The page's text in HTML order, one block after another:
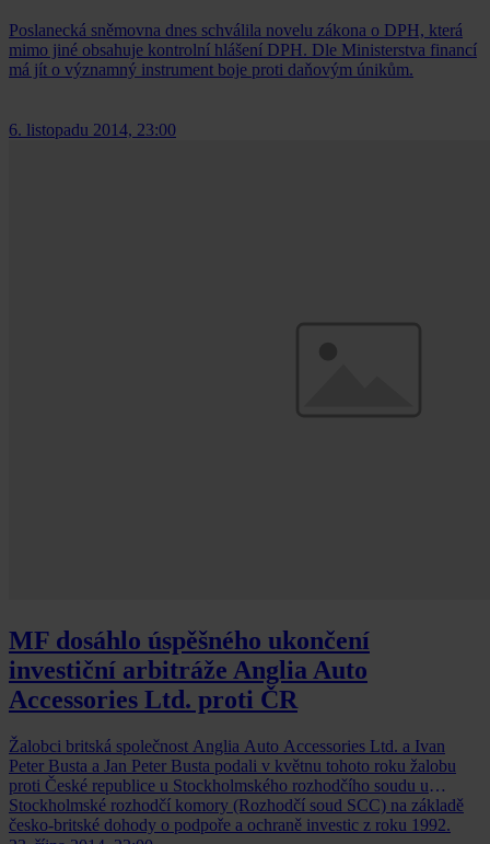
Poslanecká sněmovna dnes schválila novelu zákona o DPH, která
mimo jiné obsahuje kontrolní hlášení DPH. Dle Ministerstva financí
má jít o významný instrument boje proti daňovým únikům.
6. listopadu 2014, 23:00
MF dosáhlo úspěšného ukončení
investiční arbitráže Anglia Auto
Accessories Ltd. proti ČR
Žalobci britská společnost Anglia Auto Accessories Ltd. a Ivan
Peter Busta a Jan Peter Busta podali v květnu tohoto roku žalobu
proti České republice u Stockholmského rozhodčího soudu u
Stockholmské rozhodčí komory (Rozhodčí soud SCC) na základě
česko-britské dohody o podpoře a ochraně investic z roku 1992.